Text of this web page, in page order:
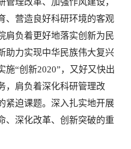
、营造良好科研环境的客观
肩负着更好地落实创新为民
助力实现中华民族伟大复兴
施“创新2020”，又好又快出
，肩负着深化科研管理改
紧迫课题。深入扎实地开展
、深化改革、创新突破的重